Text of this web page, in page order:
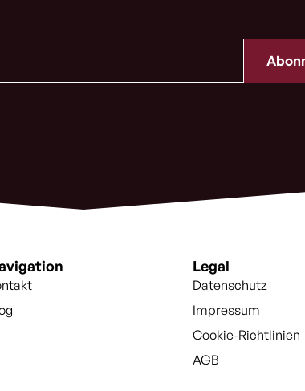
Legal
Datenschutz
Impressum
Cookie-Richtlinien
AGB